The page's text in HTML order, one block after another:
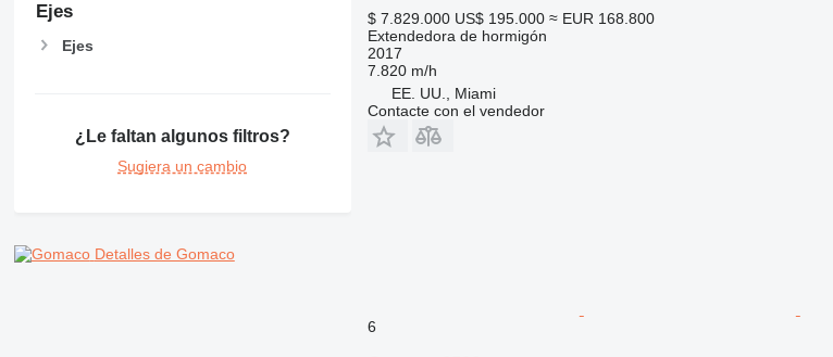
Ejes
Ejes
¿Le faltan algunos filtros?
Sugiera un cambio
Detalles de Gomaco
$ 7.829.000 US$ 195.000 ≈ EUR 168.800
Extendedora de hormigón
2017
7.820 m/h
EE. UU., Miami
Contacte con el vendedor
6